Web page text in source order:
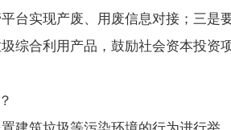
台实现产废、用废信息对接；三是
综合利用产品，鼓励社会资本投资